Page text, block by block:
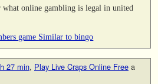
what online gambling is legal in united
game Similar to bingo
27 min, Play Live Craps Online Free a